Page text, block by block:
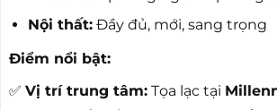
Nội thất:Đầy đủ, mới, sang trọng
Điểm nổi bật:
✅ Vị trí trung tâm: Tọa lạc tại